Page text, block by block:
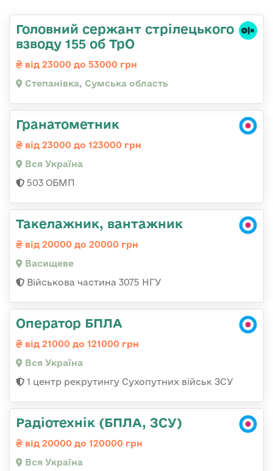
Головний сержант стрілецького
взводу 155 об ТрО
від 23000 до 53000 грн
Степанівка, Сумська область
Гранатометник
від 23000 до 123000 грн
Вся Україна
503 ОБМП
Такелажник, вантажник
від 20000 до 20000 грн
Васищеве
Військова частина 3075 НГУ
Оператор БПЛА
від 21000 до 121000 грн
Вся Україна
1 центр рекрутингу Сухопутних військ ЗСУ
Радіотехнік (БПЛА, ЗСУ)
від 20000 до 120000 грн
Вся Україна